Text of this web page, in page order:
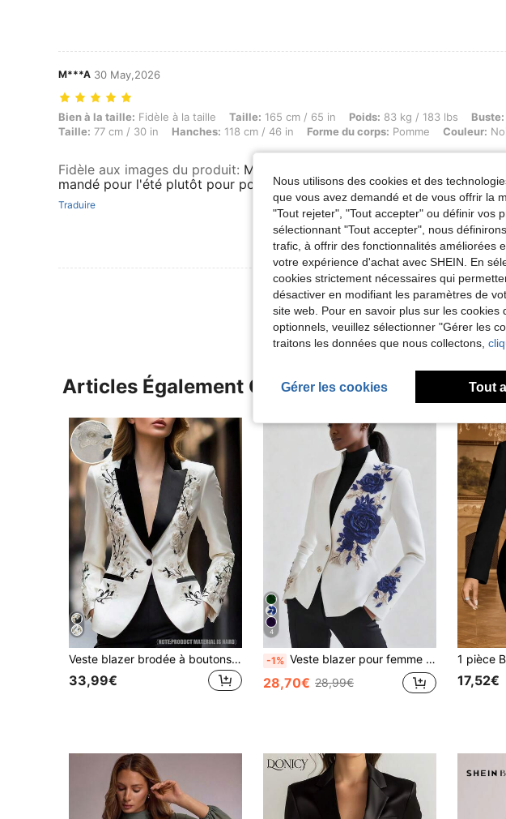
M***A 30 May,2026
Bien à la taille: Fidèle à la taille, Taille: 165 cm / 65 in, Poids: 83 kg / 183 lbs, Buste: 100 cm / 39 in,
Bien à la taille: Fidèle à la taille Taille: 165 cm / 65 in Poids: 83 kg / 183 lbs Buste:
Taille: 77 cm / 30 in Hanches: 118 cm / 46 in Forme du corps: Pomme Couleur:
Fidèle aux images du produit: Ma veste est arrivée très rapidement je
mandé pour l'été plutôt pour porter au printemps.
Traduire
Articles Également Consultés
Veste blazer brodée à boutons devant pour femmes, mode automne
33,99€
4
-1% Veste blazer pour femme à boutons devant, brodée de fleurs délicates, mode automne
28,70€ 28,99€ 17,52€
Nous utilisons des cookies et des
que vous avez demandé et de vous offrir la
"Tout rejeter", "Tout accepter" ou définir vos
sélectionnant "Tout accepter", nous
trafic, à offrir des fonctionnalités améliorées
votre expérience d'achat avec SHEIN. En
cookies strictement nécessaires qui
désactiver en modifiant les paramètres de
site web. Pour en savoir plus sur les
optionnels, veuillez sélectionner "Gérer les
traitons les données que nous collectons,
Gérer les cookies Tout